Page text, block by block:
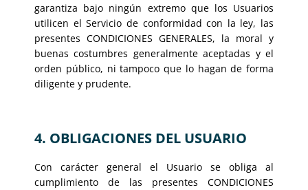
garantiza bajo ningún extremo que los Usuarios
utilicen el Servicio de conformidad con la ley, las
presentes CONDICIONES GENERALES, la moral y
buenas costumbres generalmente aceptadas y el
orden público, ni tampoco que lo hagan de forma
diligente y prudente.
4. OBLIGACIONES DEL USUARIO
Con carácter general el Usuario se obliga al
cumplimiento de las presentes CONDICIONES